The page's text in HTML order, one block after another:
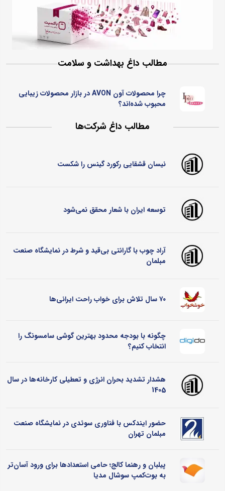
مطالب داغ بهداشت و سلامت
چرا محصولات آون AVON در بازار محصولات زیبایی
محبوب شده‌اند؟
مطالب داغ شرکت‌ها
نیسان قشقایی رکورد گینس را شکست
توسعه ایران با شعار محقق نمی‌شود
آراد چوب با گارانتی بی‌قید و شرط در نمایشگاه صنعت
مبلمان
۷۰ سال تلاش برای خواب راحت ایرانی‌ها
چگونه با بودجه محدود بهترین گوشی سامسونگ را
انتخاب کنیم؟
هشدار تشدید بحران انرژی و تعطیلی کارخانه‌ها در سال
1405
حضور ایندکس با فناوری سوئدی در نمایشگاه صنعت
مبلمان تهران
پیلبان و رهنما کالج؛ حامی استعدادها برای ورود آسان‌تر
به بوت‌کمپ سوشال مدیا